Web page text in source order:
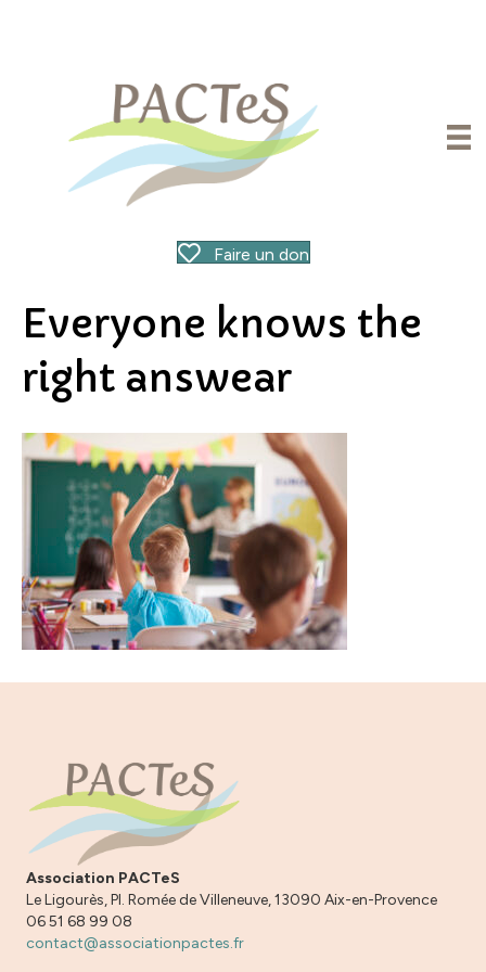
Faire un don
Everyone knows the
right answear
Association PACTeS
Le Ligourès, Pl. Romée de Villeneuve, 13090 Aix-en-Provence
06 51 68 99 08
contact@associationpactes.fr